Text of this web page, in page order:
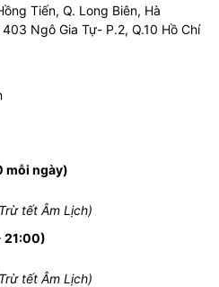
Tiến, Q. Long Biên, Hà
Ngô Gia Tự- P.2, Q.10 Hồ Chí
mỗi ngày)
tết Âm Lịch)
21:00)
tết Âm Lịch)